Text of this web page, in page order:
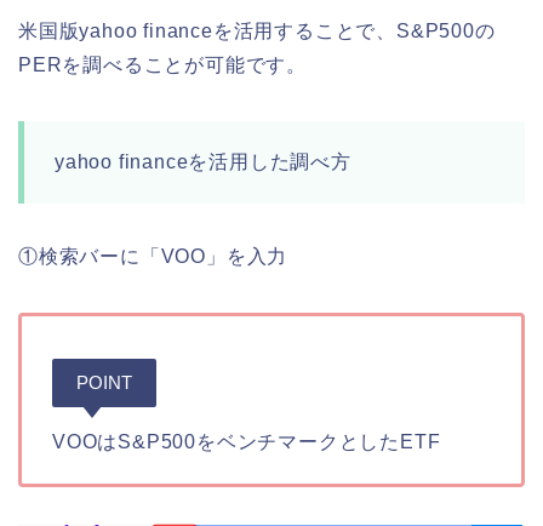
米国版yahoo financeを活用することで、S&P500の
PERを調べることが可能です。
yahoo financeを活用した調べ方
①検索バーに「VOO」を入力
POINT
VOOはS&P500をベンチマークとしたETF